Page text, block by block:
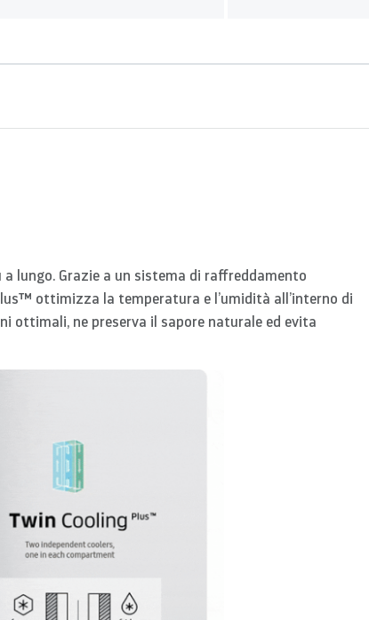
lungo. Grazie a un sistema di raffreddamento
ottimizza la temperatura e l’umidità all’interno di
ottimali, ne preserva il sapore naturale ed evita